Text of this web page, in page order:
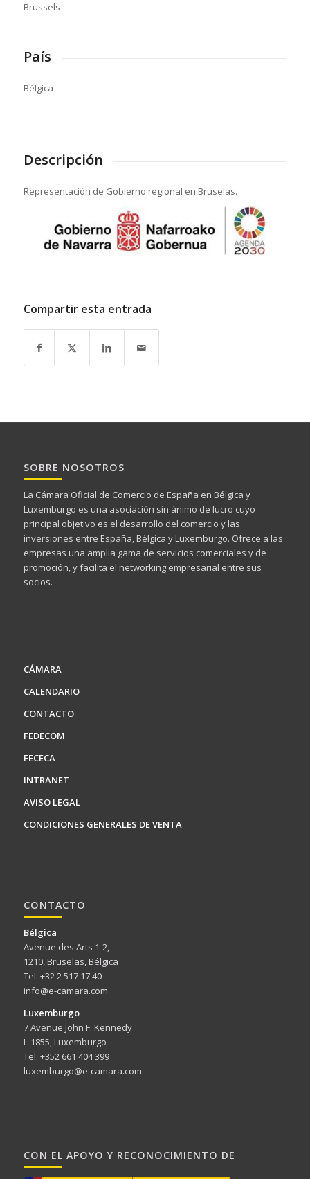
Brussels
País
Bélgica
Descripción
Representación de Gobierno regional en Bruselas.
Compartir esta entrada
SOBRE NOSOTROS
La Cámara Oficial de Comercio de España en Bélgica y
Luxemburgo es una asociación sin ánimo de lucro cuyo
principal objetivo es el desarrollo del comercio y las
inversiones entre España, Bélgica y Luxemburgo. Ofrece a las
empresas una amplia gama de servicios comerciales y de
promoción, y facilita el networking empresarial entre sus
socios.
CÁMARA
CALENDARIO
CONTACTO
FEDECOM
FECECA
INTRANET
AVISO LEGAL
CONDICIONES GENERALES DE VENTA
CONTACTO
Bélgica
Avenue des Arts 1-2,
1210, Bruselas, Bélgica
Tel. +32 2 517 17 40
info@e-camara.com
Luxemburgo
7 Avenue John F. Kennedy
L-1855, Luxemburgo
Tel. +352 661 404 399
luxemburgo@e-camara.com
CON EL APOYO Y RECONOCIMIENTO DE